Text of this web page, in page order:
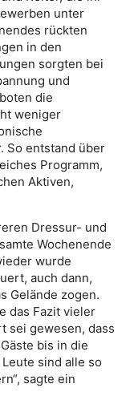
unter
rückten
in den
sorgten bei
und
die
weniger
So entstand über
Programm,
Aktiven,
Dressur- und
Wochenende
wurde
auch dann,
Gelände zogen.
das Fazit vieler
sei gewesen, dass
bis in die
sind alle so
sagte ein